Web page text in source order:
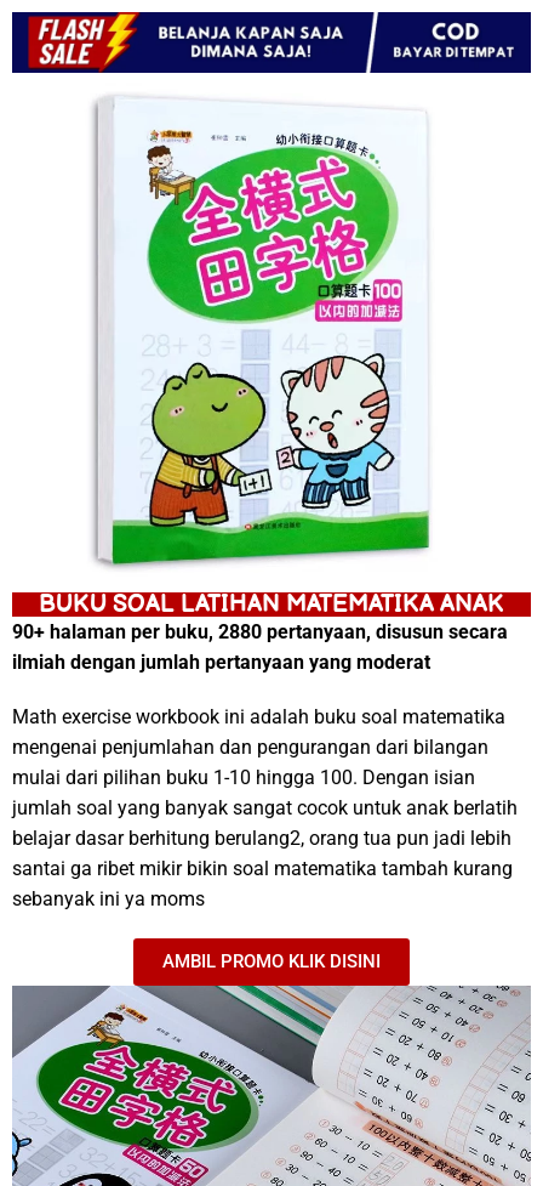
BUKU SOAL LATIHAN MATEMATIKA ANAK
90+ halaman per buku, 2880 pertanyaan, disusun secara
ilmiah dengan jumlah pertanyaan yang moderat
Math exercise workbook ini adalah buku soal matematika
mengenai penjumlahan dan pengurangan dari bilangan
mulai dari pilihan buku 1-10 hingga 100. Dengan isian
jumlah soal yang banyak sangat cocok untuk anak berlatih
belajar dasar berhitung berulang2, orang tua pun jadi lebih
santai ga ribet mikir bikin soal matematika tambah kurang
sebanyak ini ya moms
AMBIL PROMO KLIK DISINI